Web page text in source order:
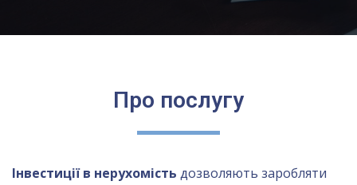
Про послугу
Інвестиції в нерухомість дозволяють заробляти